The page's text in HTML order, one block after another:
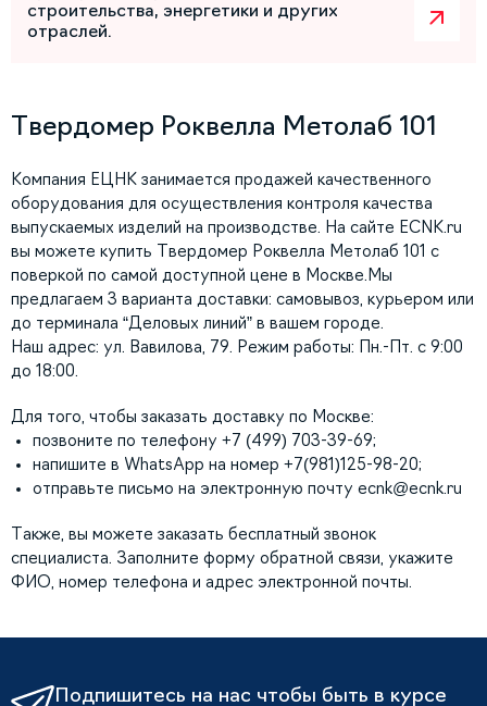
строительства, энергетики и других
отраслей.
Твердомер Роквелла Метолаб 101
Компания ЕЦНК занимается продажей качественного
оборудования для осуществления контроля качества
выпускаемых изделий на производстве. На сайте ECNK.ru
вы можете купить Твердомер Роквелла Метолаб 101 с
поверкой по самой доступной цене в Москве.Мы
предлагаем 3 варианта доставки: самовывоз, курьером или
до терминала “Деловых линий” в вашем городе.
Наш адрес: ул. Вавилова, 79. Режим работы: Пн.-Пт. с 9:00
до 18:00.
Для того, чтобы заказать доставку по Москве:
позвоните по телефону +7 (499) 703-39-69;
напишите в WhatsApp на номер +7(981)125-98-20;
отправьте письмо на электронную почту ecnk@ecnk.ru
Также, вы можете заказать бесплатный звонок
специалиста. Заполните форму обратной связи, укажите
ФИО, номер телефона и адрес электронной почты.
Подпишитесь на нас чтобы быть в курсе